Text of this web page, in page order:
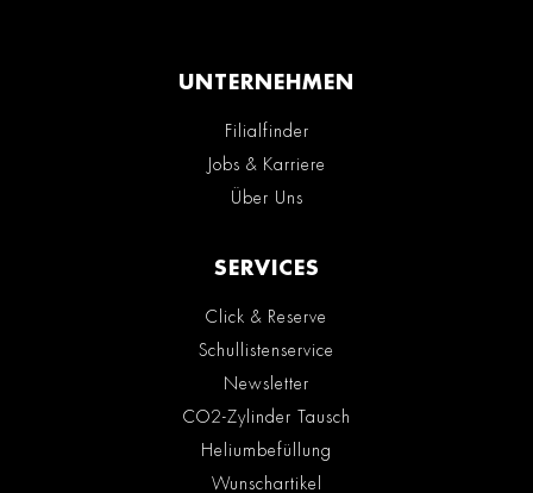
UNTERNEHMEN
Filialfinder
Jobs & Karriere
Über Uns
SERVICES
Click & Reserve
Schullistenservice
Newsletter
CO2-Zylinder Tausch
Heliumbefüllung
Wunschartikel